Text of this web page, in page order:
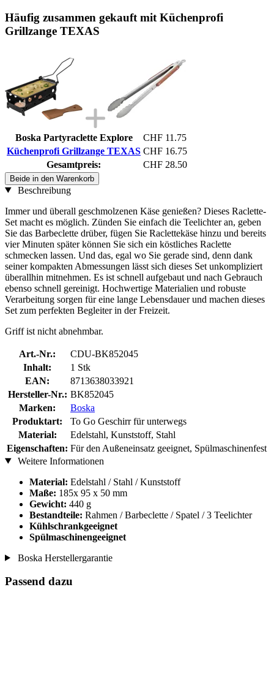
Häufig zusammen gekauft mit Küchenprofi
Grillzange TEXAS
Boska Partyraclette Explore
CHF 11.75
Küchenprofi Grillzange TEXAS CHF 16.75
Gesamtpreis:
CHF 28.50
Beide in den Warenkorb
Beschreibung
Immer und überall geschmolzenen Käse genießen? Dieses Raclette-
Set macht es möglich. Zünden Sie einfach die Teelichter an, geben
Sie das Barbeclette drüber, fügen Sie Raclettekäse hinzu und bereits
vier Minuten später können Sie sich ein köstliches Raclette
schmecken lassen. Und das, egal wo Sie gerade sind, denn dank
seiner kompakten Abmessungen lässt sich dieses Set unkompliziert
überallhin mitnehmen. Es ist schnell aufgebaut und nach Gebrauch
ebenso schnell gereinigt. Hochwertige Materialien und robuste
Verarbeitung sorgen für eine lange Lebensdauer und machen dieses
Set zum perfekten Begleiter in der Freizeit.
Griff ist nicht abnehmbar.
Art.-Nr.:
CDU-BK852045
Inhalt:
1 Stk
EAN:
8713638033921
Hersteller-Nr.: BK852045
Marken:
Boska
Produktart:
To Go Geschirr für unterwegs
Material:
Edelstahl, Kunststoff, Stahl
Eigenschaften: Für den Außeneinsatz geeignet, Spülmaschinenfest
Weitere Informationen
Material: Edelstahl / Stahl / Kunststoff
Maße: 185x 95 x 50 mm
Gewicht: 440 g
Bestandteile: Rahmen / Barbeclette / Spatel / 3 Teelichter
Kühlschrankgeeignet
Spülmaschinengeeignet
Boska Herstellergarantie
Passend dazu